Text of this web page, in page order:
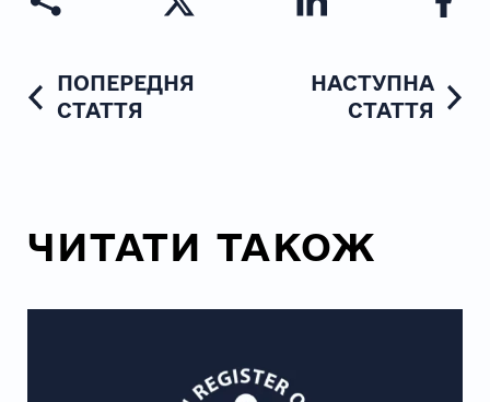
ПОПЕРЕДНЯ
СТАТТЯ
НАСТУПНА
СТАТТЯ
ЧИТАТИ ТАКОЖ